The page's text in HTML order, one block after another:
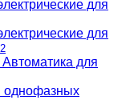
для
для
Автоматика для
однофазных